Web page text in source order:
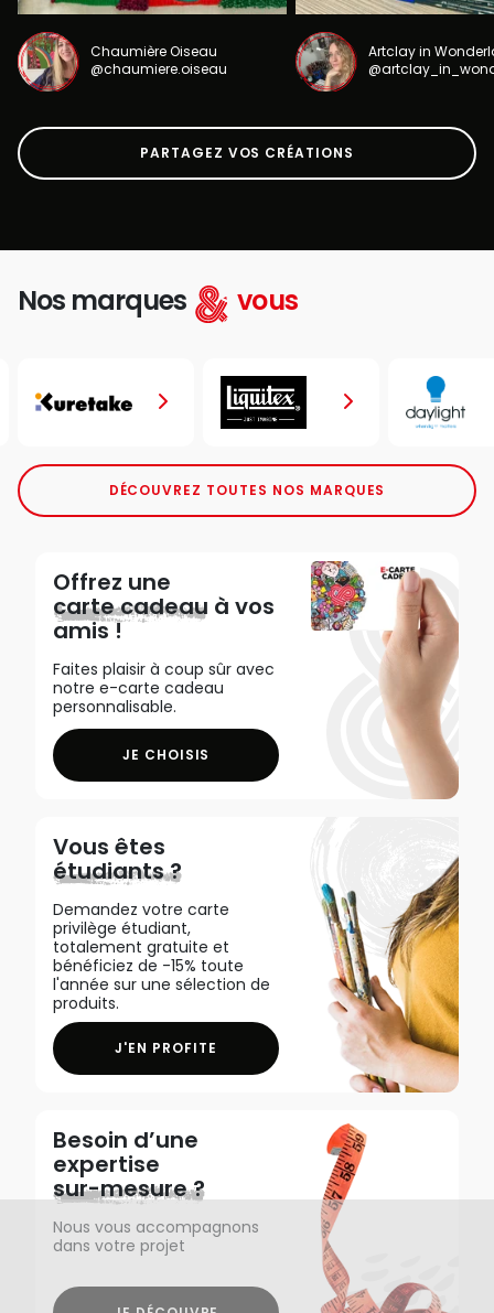
Chaumière Oiseau
@chaumiere.oiseau
Artclay in
PARTAGEZ VOS CRÉATIONS
Nos marques vous
DÉCOUVREZ TOUTES NOS MARQUES
Offrez une
carte cadeau à vos
amis !
Faites plaisir à coup sûr avec
notre e-carte cadeau
personnalisable.
JE CHOISIS
Vous êtes
étudiants ?
Demandez votre carte
privilège étudiant,
totalement gratuite et
bénéficiez de -15% toute
l'année sur une sélection de
produits.
J'EN PROFITE
Besoin d’une
expertise
sur-mesure ?
Nous vous accompagnons
dans votre projet